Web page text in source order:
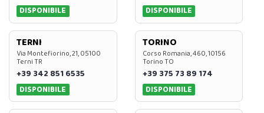
DISPONIBILE
DISPONIBILE
TERNI
Via Montefiorino, 21, 05100
Terni TR
+39 342 851 6535
DISPONIBILE
TORINO
Corso Romania, 460, 10156
Torino TO
+39 375 73 89 174
DISPONIBILE